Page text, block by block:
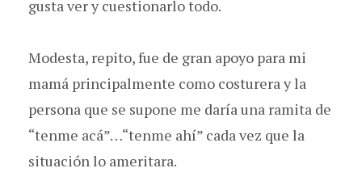
gusta ver y cuestionarlo todo.
Modesta, repito, fue de gran apoyo para mi
mamá principalmente como costurera y la
persona que se supone me daría una ramita de
“tenme acá”…“tenme ahí” cada vez que la
situación lo ameritara.